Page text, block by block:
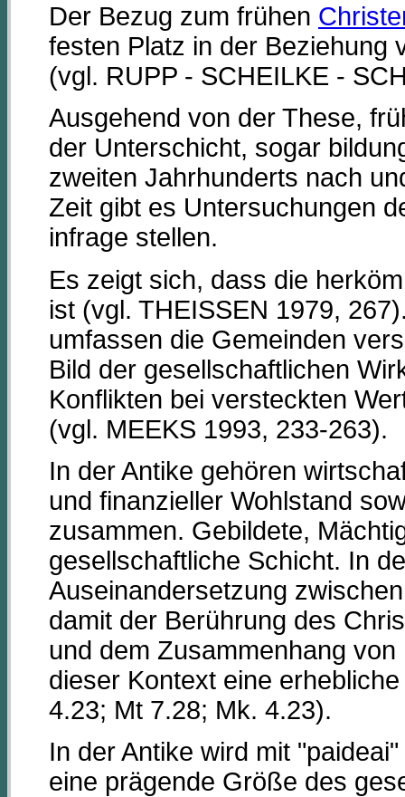
Der Bezug zum frühen
festen Platz in der
(vgl. RUPP - SCHEILKE -
Ausgehend von der These,
der Unterschicht, sogar
zweiten Jahrhunderts nach
Zeit gibt es Untersuchungen
infrage stellen.
Es zeigt sich, dass die
ist (vgl. THEISSEN 1979,
umfassen die Gemeinden
Bild der gesellschaftlichen
Konflikten bei versteckten
(vgl. MEEKS 1993, 233-263).
In der Antike gehören
und finanzieller Wohlstand
zusammen. Gebildete,
gesellschaftliche Schicht. In
Auseinandersetzung
damit der Berührung des
und dem Zusammenhang
dieser Kontext eine
4.23; Mt 7.28; Mk. 4.23).
In der Antike wird mit
eine prägende Größe des